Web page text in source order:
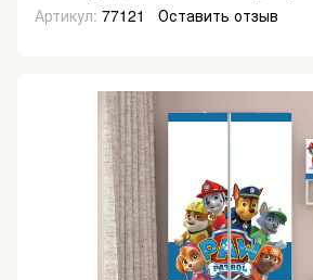
Артикул: 77121 Оставить отзыв